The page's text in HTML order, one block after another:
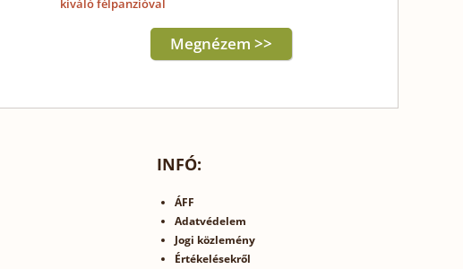
kiváló félpanzióval
Megnézem >>
INFÓ:
ÁFF
Adatvédelem
Jogi közlemény
Értékelésekről